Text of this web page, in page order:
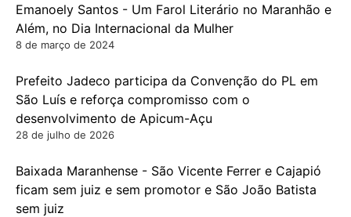
Emanoely Santos - Um Farol Literário no Maranhão e
Além, no Dia Internacional da Mulher
8 de março de 2024
Prefeito Jadeco participa da Convenção do PL em
São Luís e reforça compromisso com o
desenvolvimento de Apicum-Açu
28 de julho de 2026
Baixada Maranhense - São Vicente Ferrer e Cajapió
ficam sem juiz e sem promotor e São João Batista
sem juiz